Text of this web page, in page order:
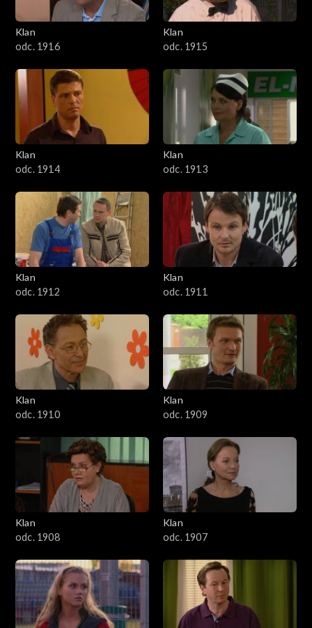
Klan
odc. 1916
Klan
odc. 1915
Klan
odc. 1914
Klan
odc. 1913
Klan
odc. 1912
Klan
odc. 1911
Klan
odc. 1910
Klan
odc. 1909
Klan
odc. 1908
Klan
odc. 1907